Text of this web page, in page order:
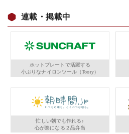
連載・掲載中
ホットプレートで活躍する
小ぶりなナイロンツール（Toory）
忙しい朝でも作れる♪
心が楽になる２品弁当